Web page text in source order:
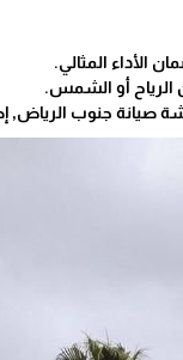
الأداء المثالي.
الرياح أو الشمس.
صيانة جنوب